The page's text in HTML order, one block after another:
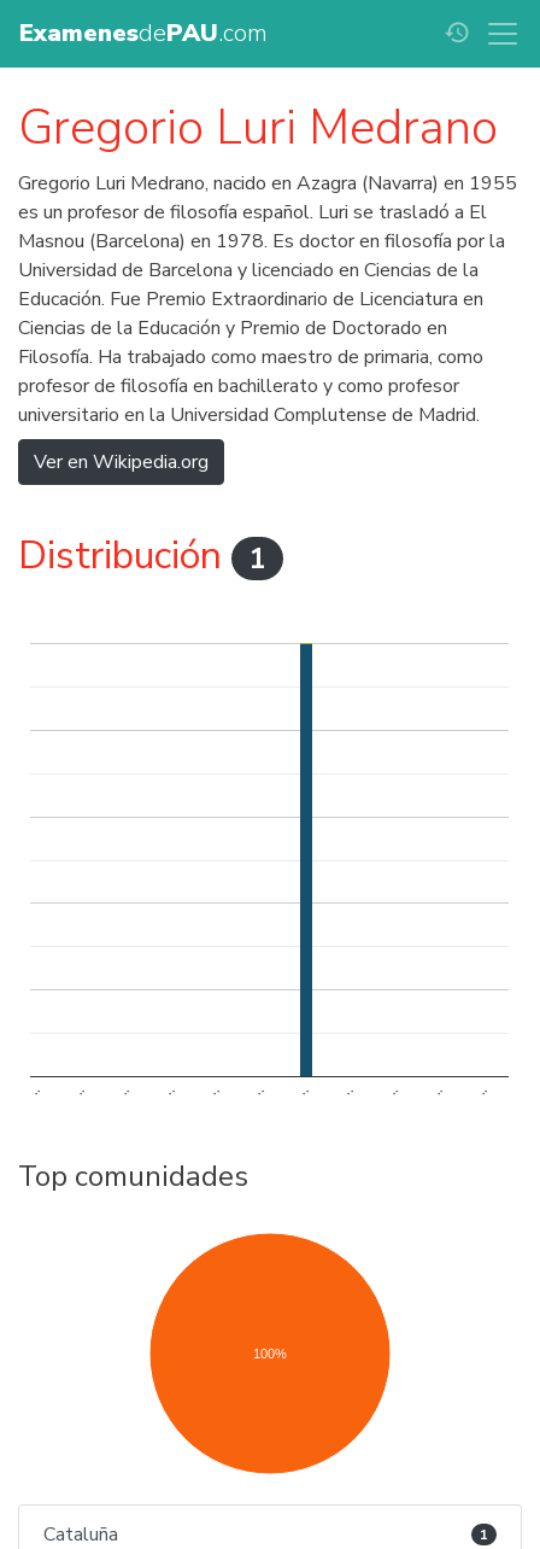
ExamenesdePAU.com history
Gregorio Luri Medrano
Gregorio Luri Medrano, nacido en Azagra (Navarra) en 1955
es un profesor de filosofía español. Luri se trasladó a El
Masnou (Barcelona) en 1978. Es doctor en filosofía por la
Universidad de Barcelona y licenciado en Ciencias de la
Educación. Fue Premio Extraordinario de Licenciatura en
Ciencias de la Educación y Premio de Doctorado en
Filosofía. Ha trabajado como maestro de primaria, como
profesor de filosofía en bachillerato y como profesor
universitario en la Universidad Complutense de Madrid.
Ver en Wikipedia.org
Distribución 1
.. .. .. .. .. .. .. .. .. .. ..
Top comunidades
100%
Cataluña 1